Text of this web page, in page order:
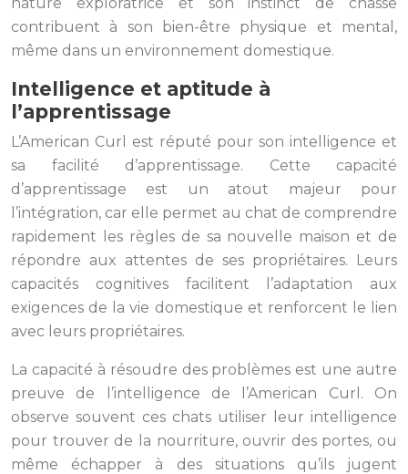
contribuent à son bien-être physique et mental,
même dans un environnement domestique.
Intelligence et aptitude à
l’apprentissage
L’American Curl est réputé pour son intelligence et
sa facilité d’apprentissage. Cette capacité
d’apprentissage est un atout majeur pour
l’intégration, car elle permet au chat de comprendre
rapidement les règles de sa nouvelle maison et de
répondre aux attentes de ses propriétaires. Leurs
capacités cognitives facilitent l’adaptation aux
exigences de la vie domestique et renforcent le lien
avec leurs propriétaires.
La capacité à résoudre des problèmes est une autre
preuve de l’intelligence de l’American Curl. On
observe souvent ces chats utiliser leur intelligence
pour trouver de la nourriture, ouvrir des portes, ou
même échapper à des situations qu’ils jugent